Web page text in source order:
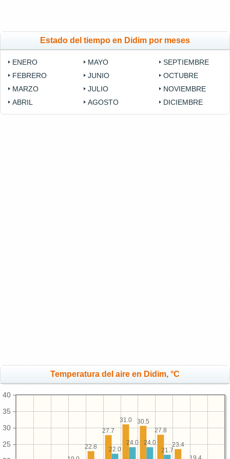
Estado del tiempo en Didim por meses
ENERO
FEBRERO
MARZO
ABRIL
MAYO
JUNIO
JULIO
AGOSTO
SEPTIEMBRE
OCTUBRE
NOVIEMBRE
DICIEMBRE
Temperatura del aire en Didim, °C
25
30
35
40
23.4
27.8
30.5
31.0
27.7
22.8
21.7
24.0
24.0
22.0